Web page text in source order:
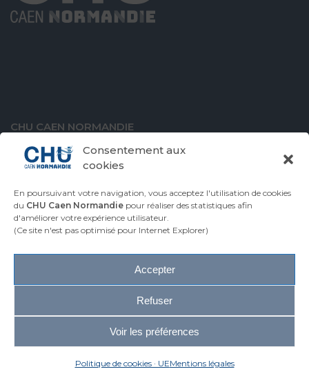
Consentement aux
cookies
En poursuivant votre navigation, vous acceptez l'utilisation de cookies
du CHU Caen Normandie pour réaliser des statistiques afin
d'améliorer votre expérience utilisateur.
(Ce site n'est pas optimisé pour Internet Explorer)
Accepter
Refuser
Voir les préférences
Politique de cookies · UEMentions légales
CHU CAEN NORMANDIE
14000 Caen
VENIR AU CHU
ESPACE PRESSE
Accessibilité
Mentions légales
Infos réglementaires
Glossaire
2026 © CHU Caen Normandie